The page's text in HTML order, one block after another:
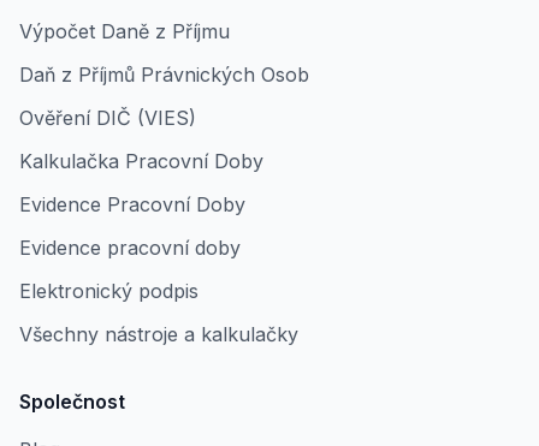
Výpočet Daně z Příjmu
Daň z Příjmů Právnických Osob
Ověření DIČ (VIES)
Kalkulačka Pracovní Doby
Evidence Pracovní Doby
Evidence pracovní doby
Elektronický podpis
Všechny nástroje a kalkulačky
Společnost